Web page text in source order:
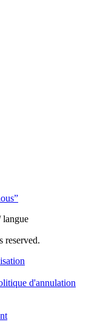
langue
reserved.
d'annulation